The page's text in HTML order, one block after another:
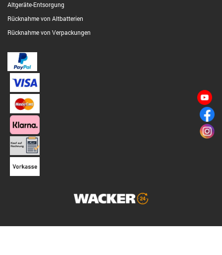
Altgeräte-Entsorgung
Rücknahme von Altbatterien
Rücknahme von Verpackungen